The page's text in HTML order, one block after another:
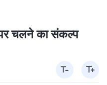
चलने का संकल्प